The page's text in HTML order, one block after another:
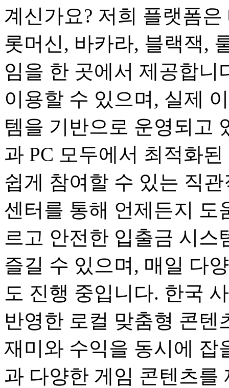
계신가요? 저희 플랫폼
롯머신, 바카라, 블랙잭,
임을 한 곳에서 제공합니
이용할 수 있으며, 실제
템을 기반으로 운영되고
과 PC 모두에서 최적화
쉽게 참여할 수 있는 직
센터를 통해 언제든지 도
르고 안전한 입출금 시스
즐길 수 있으며, 매일 다
도 진행 중입니다. 한국
반영한 로컬 맞춤형 콘텐
재미와 수익을 동시에 잡
과 다양한 게임 콘텐츠를